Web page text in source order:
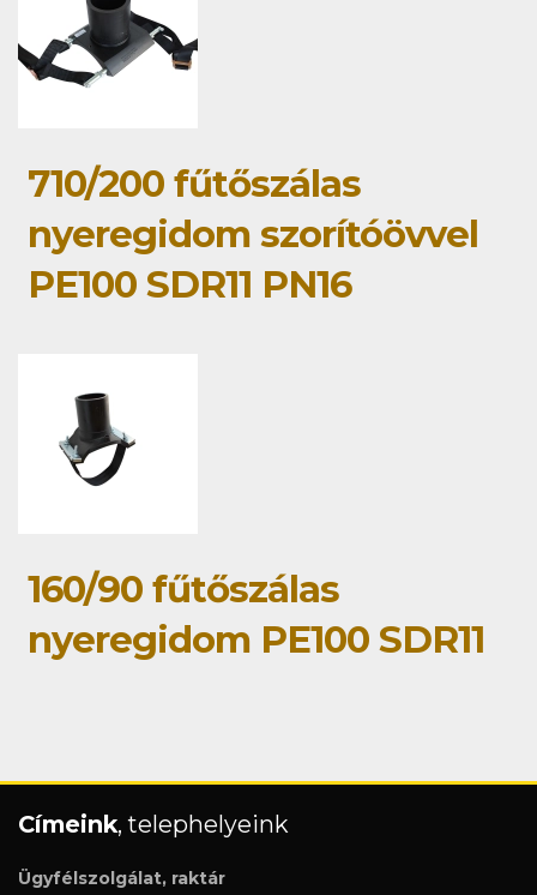
710/200 fűtőszálas
nyeregidom szorítóövvel
PE100 SDR11 PN16
160/90 fűtőszálas
nyeregidom PE100 SDR11
Címeink, telephelyeink
Ügyfélszolgálat, raktár